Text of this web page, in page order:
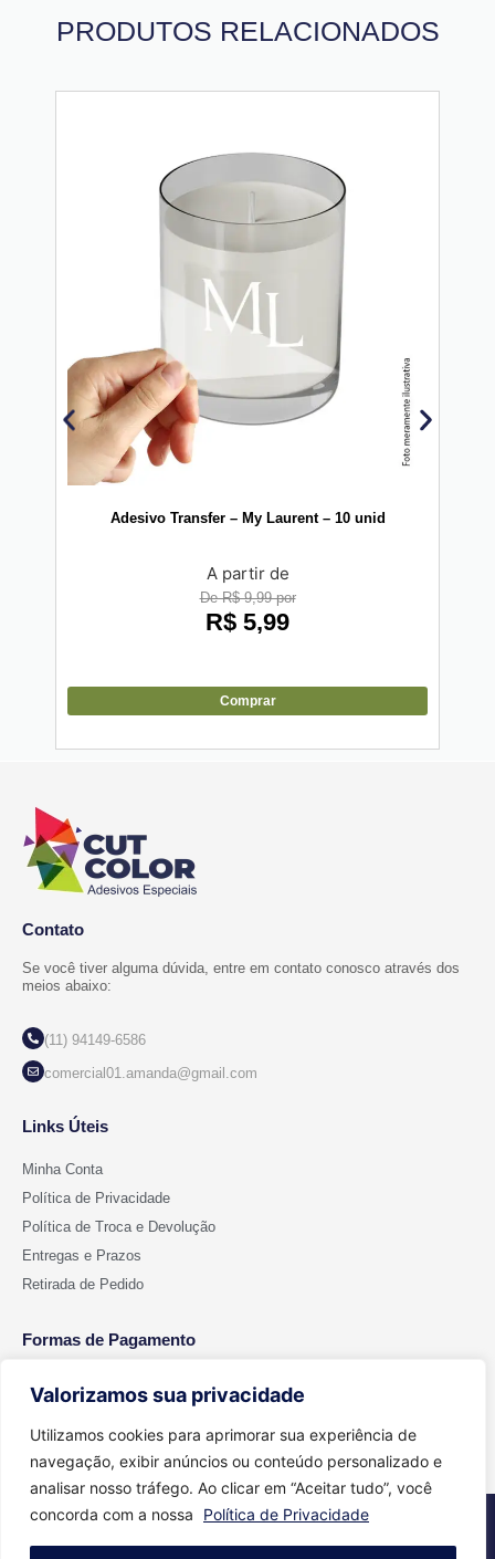
Valorizamos sua privacidade
Utilizamos cookies para aprimorar sua experiência de
navegação, exibir anúncios ou conteúdo personalizado e
analisar nosso tráfego. Ao clicar em “Aceitar tudo”, você
concorda com a nossa
Política de Privacidade
PRODUTOS RELACIONADOS
Adesivo Transfer – My Laurent – 10 unid
A partir de
De R$ 9,99 por
R$ 5,99
Comprar
Contato
Se você tiver alguma dúvida, entre em contato conosco através dos
meios abaixo:
(11) 94149-6586
comercial01.amanda@gmail.com
Links Úteis
Minha Conta
Política de Privacidade
Política de Troca e Devolução
Entregas e Prazos
Retirada de Pedido
Formas de Pagamento
2026 © Todos os direitos reservados - Cut Color | CNPJ 15.699.612/0001-